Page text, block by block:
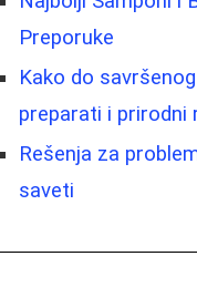
Preporuke
Kako do
preparati i prirodni
Rešenja za
saveti